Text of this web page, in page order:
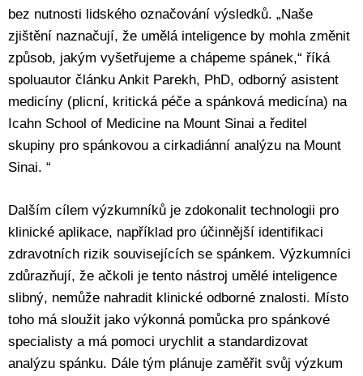
bez nutnosti lidského označování výsledků. „Naše
zjištění naznačují, že umělá inteligence by mohla změnit
způsob, jakým vyšetřujeme a chápeme spánek,“ říká
spoluautor článku Ankit Parekh, PhD, odborný asistent
medicíny (plicní, kritická péče a spánková medicína) na
Icahn School of Medicine na Mount Sinai a ředitel
skupiny pro spánkovou a cirkadiánní analýzu na Mount
Sinai. “
Dalším cílem výzkumníků je zdokonalit technologii pro
klinické aplikace, například pro účinnější identifikaci
zdravotních rizik souvisejících se spánkem. Výzkumníci
zdůrazňují, že ačkoli je tento nástroj umělé inteligence
slibný, nemůže nahradit klinické odborné znalosti. Místo
toho má sloužit jako výkonná pomůcka pro spánkové
specialisty a má pomoci urychlit a standardizovat
analýzu spánku. Dále tým plánuje zaměřit svůj výzkum